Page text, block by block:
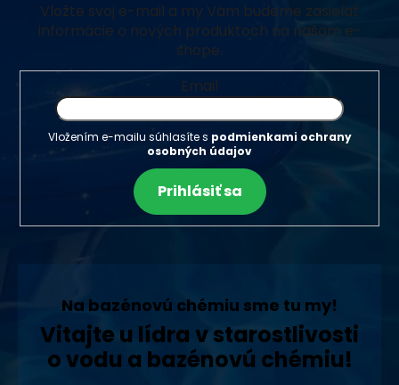
Vložte svoj e-mail a my Vám budeme zasielať
informácie o nových produktoch na našom e-
shope.
Email
Vložením e-mailu súhlasíte s podmienkami ochrany
osobných údajov
Prihlásiť sa
Na bazénovú chémiu sme tu my!
Vitajte u lídra v starostlivosti
o vodu a bazénovú chémiu!